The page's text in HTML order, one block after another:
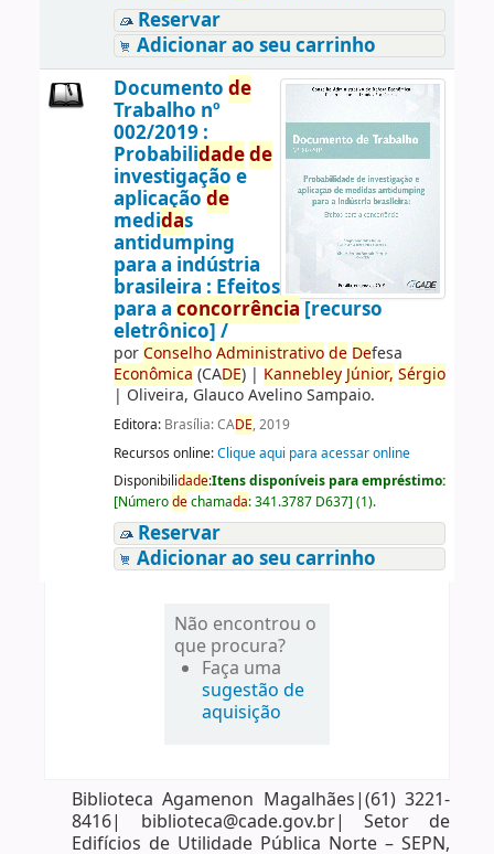
Reservar
Adicionar ao seu carrinho
Documento de
Trabalho nº
002/2019 :
Probabilidadede
investigação e
aplicação de
medidas
antidumping
para a indústria
brasileira : Efeitos
para a concorrência [recurso
eletrônico] /
porConselho Administrativo de Defesa
Econômica (CADE)| Kannebley Júnior, Sérgio
| Oliveira, Glauco Avelino Sampaio.
Editora: Brasília: CADE, 2019
Recursos online:Clique aqui para acessar online
Disponibilidade:Itens disponíveis para empréstimo:
[Númerodechamada:341.3787 D637] (1).
Reservar
Adicionar ao seu carrinho
Não encontrou o
que procura?
Faça uma
sugestão de
aquisição
Biblioteca Agamenon Magalhães|(61) 3221-
8416| biblioteca@cade.gov.br| Setor de
Edifícios de Utilidade Pública Norte – SEPN,